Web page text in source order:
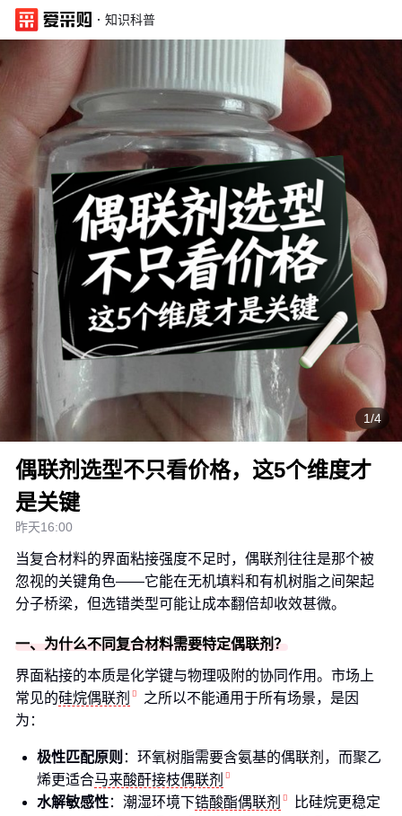
· 知识科普
1/4
偶联剂选型不只看价格，这5个维度才
是关键
昨天16:00
当复合材料的界面粘接强度不足时，偶联剂往往是那个被
忽视的关键角色——它能在无机填料和有机树脂之间架起
分子桥梁，但选错类型可能让成本翻倍却收效甚微。
一、为什么不同复合材料需要特定偶联剂？
界面粘接的本质是化学键与物理吸附的协同作用。市场上
常见的硅烷偶联剂
之所以不能通用于所有场景，是因
为：
极性匹配原则 ：环氧树脂需要含氨基的偶联剂，而聚乙
烯更适合马来酸酐接枝偶联剂
水解敏感性：潮湿环境下锆酸酯偶联剂
比硅烷更稳定